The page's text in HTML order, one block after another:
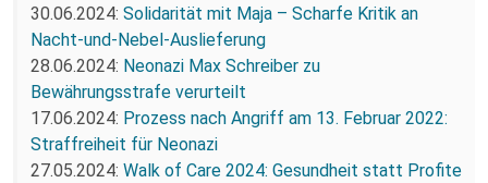
30.06.2024: Solidarität mit Maja – Scharfe Kritik an
Nacht-und-Nebel-Auslieferung
28.06.2024: Neonazi Max Schreiber zu
Bewährungsstrafe verurteilt
17.06.2024: Prozess nach Angriff am 13. Februar 2022:
Straffreiheit für Neonazi
27.05.2024: Walk of Care 2024: Gesundheit statt Profite